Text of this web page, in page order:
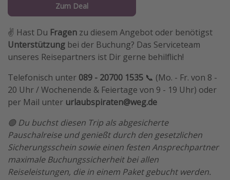
Zum Deal
✌️ Hast Du Fragen zu diesem Angebot oder benötigst
Unterstützung bei der Buchung? Das Serviceteam
unseres Reisepartners ist Dir gerne behilflich!
Telefonisch unter 089 - 20700 1535 📞 (Mo. - Fr. von 8 -
20 Uhr / Wochenende & Feiertage von 9 - 19 Uhr) oder
per Mail unter urlaubspiraten@weg.de
🟢 Du buchst diesen Trip als abgesicherte
Pauschalreise und genießt durch den gesetzlichen
Sicherungsschein sowie einen festen Ansprechpartner
maximale Buchungssicherheit bei allen
Reiseleistungen, die in einem Paket gebucht werden.